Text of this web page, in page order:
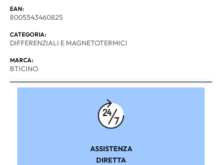
EAN:
8005543460825
CATEGORIA:
DIFFERENZIALI E MAGNETOTERMICI
MARCA:
BTICINO
ASSISTENZA
DIRETTA